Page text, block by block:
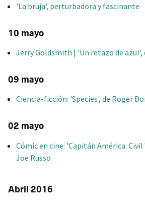
'La bruja', perturbadora y fascinante
10 mayo
Jerry Goldsmith | 'Un retazo de azul',
09 mayo
Ciencia-ficción: 'Species', de Roger
02 mayo
Cómic en cine: 'Capitán América:
Joe Russo
Abril 2016